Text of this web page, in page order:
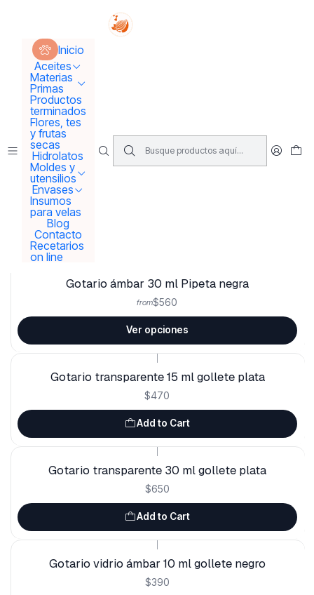
Inicio
Aceites
Materias
Primas
Productos
terminados
Flores, tes
y frutas
secas
Hidrolatos
Moldes y
utensilios
Envases
Insumos
para velas
Blog
Contacto
Recetarios
on line
Tus sueños se concretan aquí !!!
Envases solo vidrio
Gotario ámbar 5 ml gollete negro
Gotario ámbar 30 ml Pipeta negra
from$560
Ver opciones
Gotario transparente 15 ml gollete plata
$470
Add to Cart
Gotario transparente 30 ml gollete plata
$650
Add to Cart
Gotario vidrio ámbar 10 ml gollete negro
$390